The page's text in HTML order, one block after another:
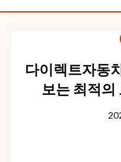
다이렉트자동
보는 최적의